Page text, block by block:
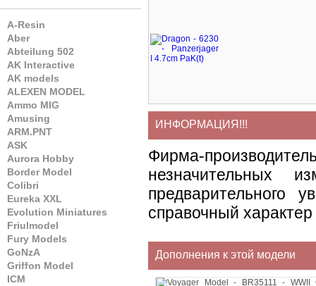
A-Resin
Aber
Abteilung 502
AK Interactive
AK models
ALEXEN MODEL
Ammo MIG
Amusing
ARM.PNT
ASK
Aurora Hobby
Border Model
Colibri
Eureka XXL
Evolution Miniatures
Friulmodel
Fury Models
GoNzA
Griffon Model
ICM
ИНФОРМАЦИЯ!!!
Фирма-
незначительных
предварительного
справочный
Дополнения к этой модели